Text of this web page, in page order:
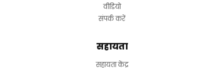
वीडियो
संपर्क करें
सहायता
सहायता केंद्र